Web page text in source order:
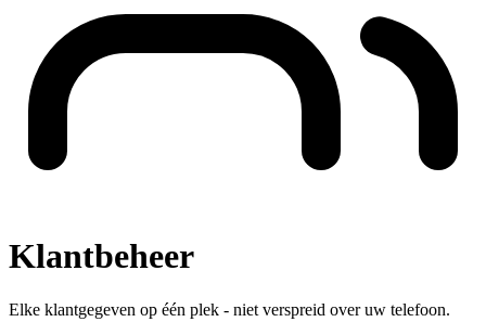
Klantbeheer
Elke klantgegeven op één plek - niet verspreid over uw telefoon.